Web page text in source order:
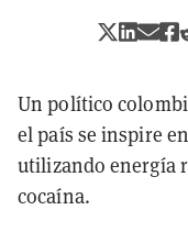
Un político
el país se inspire
utilizando energía
cocaína.